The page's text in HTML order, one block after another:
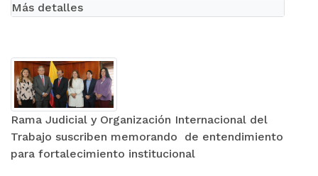
Rama Judicial y Organización Internacional del
Trabajo suscriben memorando de entendimiento
para fortalecimiento institucional
Más detalles